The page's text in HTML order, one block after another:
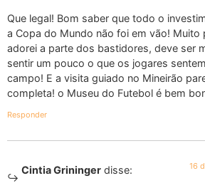
Que legal! Bom saber que todo o
a Copa do Mundo não foi em vão! Muito
adorei a parte dos bastidores, deve ser
sentir um pouco o que os jogares
campo! E a visita guiado no Mineirão
completa! o Museu do Futebol é bem
Responder
Cintia Grininger disse: 16